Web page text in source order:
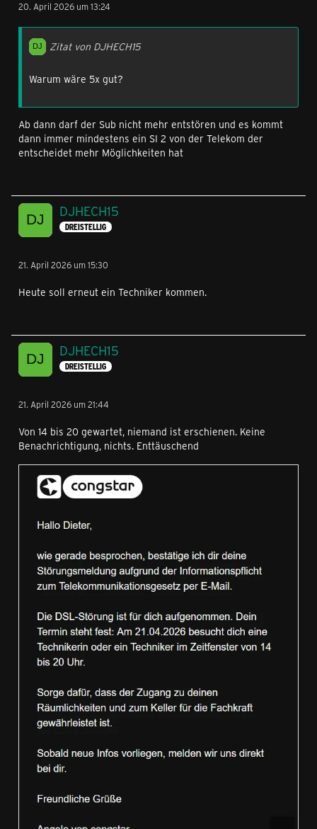
20. April 2026 um 13:24
Zitat von DJHECH15
Warum wäre 5x gut?
Ab dann darf der Sub nicht mehr entstören und es kommt
dann immer mindestens ein SI 2 von der Telekom der
entscheidet mehr Möglichkeiten hat
DJHECH15
DREISTELLIG
21. April 2026 um 15:30
Heute soll erneut ein Techniker kommen.
DJHECH15
DREISTELLIG
21. April 2026 um 21:44
Von 14 bis 20 gewartet, niemand ist erschienen. Keine
Benachrichtigung, nichts. Enttäuschend